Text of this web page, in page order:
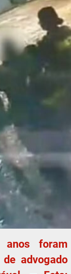
foram
advogado